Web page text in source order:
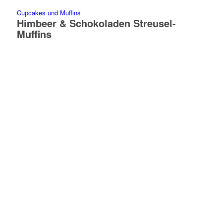
Cupcakes und Muffins
Himbeer & Schokoladen Streusel-
Muffins